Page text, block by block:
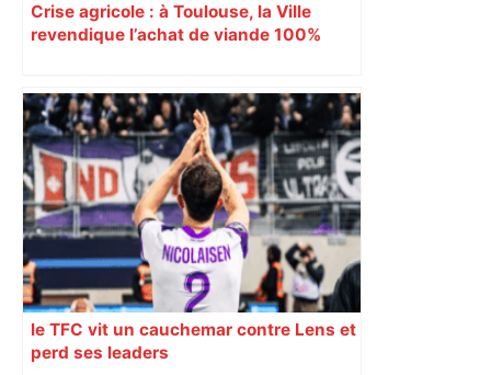
Crise agricole : à Toulouse, la Ville
revendique l’achat de viande 100%
le TFC vit un cauchemar contre Lens et
perd ses leaders